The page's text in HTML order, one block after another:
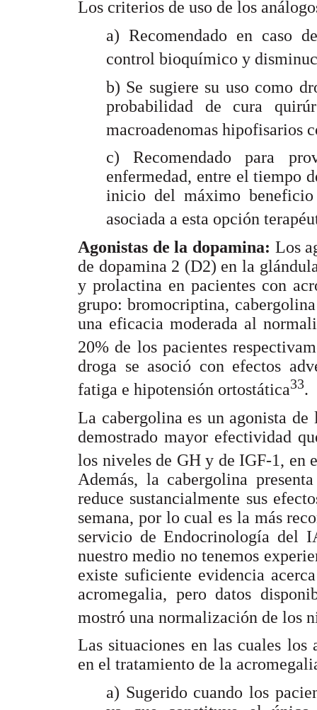
Los criterios de uso de los
a) Recomendado en caso
control bioquímico y
b) Se sugiere su uso como
probabilidad de cura
macroadenomas hipofisarios
c) Recomendado para
enfermedad, entre el tiempo
inicio del máximo
asociada a esta opción
Agonistas de la dopamina: Los
de dopamina 2 (D2) en la
y prolactina en pacientes con
grupo: bromocriptina,
una eficacia moderada al
20% de los pacientes
droga se asoció con efectos
fatiga e hipotensión ortostática33.
La cabergolina es un agonista de
demostrado mayor efectividad
los niveles de GH y de IGF-1, en
Además, la cabergolina
reduce sustancialmente sus
semana, por lo cual es la más
servicio de Endocrinología del
nuestro medio no tenemos
existe suficiente evidencia
acromegalia, pero datos
mostró una normalización de los
Las situaciones en las cuales los
en el tratamiento de la
a) Sugerido cuando los